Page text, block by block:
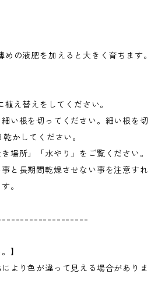
の液肥を加えると大きく育ちます。
え替えをしてください。
い根を切ってください。細い根を切
かしてください。
場所」「水やり」をご覧ください。
と長期間乾燥させない事を注意すれ
。
】
より色が違って見える場合がありま